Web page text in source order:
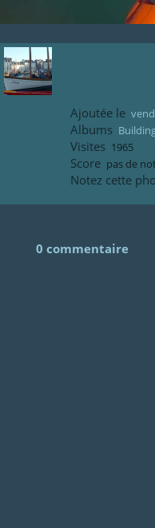
Ajoutée le
Albums
Visites 1965
Score pas de
Notez cette
0 commentaire